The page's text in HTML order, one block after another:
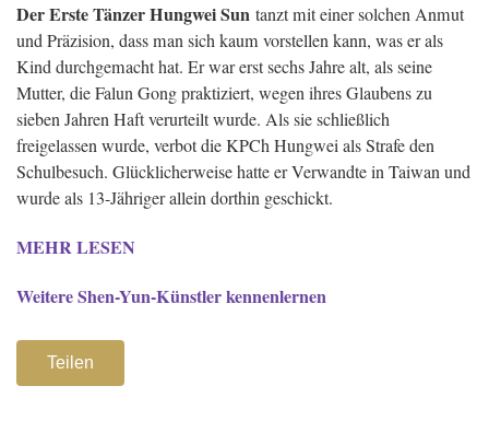
Der Erste Tänzer Hungwei Sun tanzt mit einer solchen Anmut
und Präzision, dass man sich kaum vorstellen kann, was er als
Kind durchgemacht hat. Er war erst sechs Jahre alt, als seine
Mutter, die Falun Gong praktiziert, wegen ihres Glaubens zu
sieben Jahren Haft verurteilt wurde. Als sie schließlich
freigelassen wurde, verbot die KPCh Hungwei als Strafe den
Schulbesuch. Glücklicherweise hatte er Verwandte in Taiwan und
wurde als 13-Jähriger allein dorthin geschickt.
MEHR LESEN
Weitere Shen-Yun-Künstler kennenlernen
Teilen